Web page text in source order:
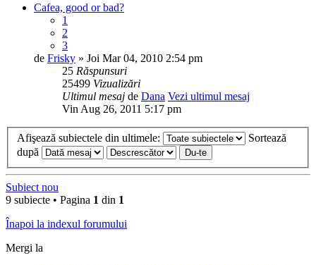
Cafea, good or bad?
1
2
3
de Frisky » Joi Mar 04, 2010 2:54 pm
25 Răspunsuri
25499 Vizualizări
Ultimul mesaj de Dana Vezi ultimul mesaj
Vin Aug 26, 2011 5:17 pm
Afişează subiectele din ultimele:
Sortează
după
Subiect nou
9 subiecte • Pagina 1 din 1
Înapoi la indexul forumului
Mergi la